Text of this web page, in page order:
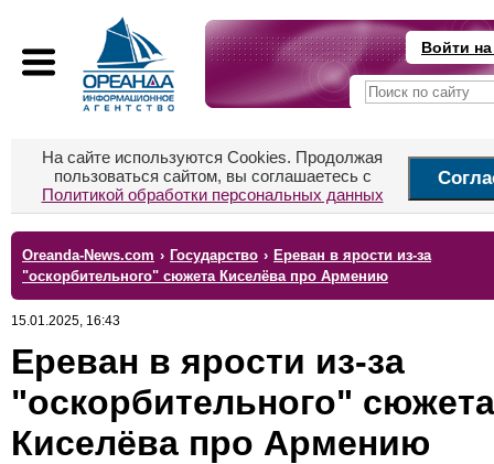
Войти
На сайте используются Cookies. Продолжая
пользоваться сайтом, вы соглашаетесь с
Политикой обработки персональных данных
Oreanda-News.com › Государство › Ереван в ярости из-за
"оскорбительного" сюжета Киселёва про Армению
15.01.2025, 16:43
Ереван в ярости из-за
"оскорбительного" сюжета
Киселёва про Армению